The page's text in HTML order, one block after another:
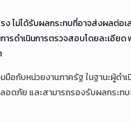
ไม่ได้รับผลกระทบที่อาจส่งผลต่อเ
ารดำเนินการตรวจสอบโดยละเอียด
อกับหน่วยงานภาครัฐ ในฐานะผู้ดำ
อดภัย และสามารถรองรับผลกระทบ